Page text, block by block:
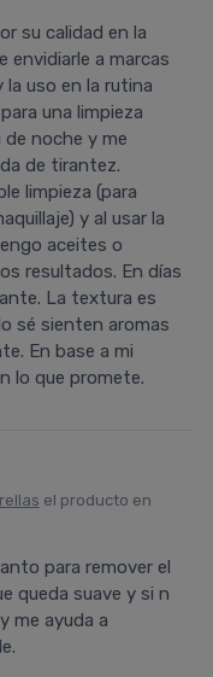
su calidad en la
envidiarle a marcas
la uso en la rutina
una limpieza
de noche y me
de tirantez.
limpieza (para
y al usar la
aceites o
resultados. En días
La textura es
sé sienten aromas
En base a mi
lo que promete.
el producto en
para remover el
queda suave y si n
me ayuda a